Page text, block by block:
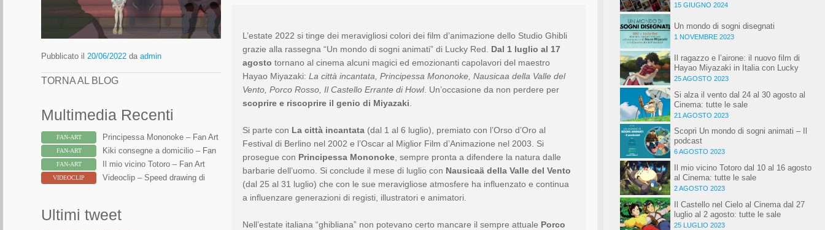
Pubblicato il 20/06/2022 daadmin
TORNA AL BLOG
Multimedia Recenti
Principessa Mononoke – Fan Art
FAN-ART
Kiki consegne a domicilio – Fan
Art
FAN-ART
Il mio vicino Totoro – Fan Art
FAN-ART
Videoclip – Speed drawing di
VIDEOCLIP
Ultimi tweet
L’estate 2022 si tinge dei meravigliosi colori dei film d’animazione dello Studio Ghibli
grazie alla rassegna “Un mondo di sogni animati” di Lucky Red. Dal 1 luglio al 17
agosto tornano al cinema alcuni magici ed emozionanti capolavori del maestro
Hayao Miyazaki: La città incantata, Principessa Mononoke, Nausicaa della Valle del
Vento, Porco Rosso, Il Castello Errante di Howl. Un’occasione da non perdere per
scoprire e riscoprire il genio di Miyazaki
Si parte con La città incantata(dal 1 al 6 luglio), premiato con l’Orso d’Oro al
Festival di Berlino nel 2002 e l’Oscar al Miglior Film d’Animazione nel 2003. Si
prosegue con Principessa Mononoke, sempre pronta a difendere la natura dalle
barbarie dell’uomo. Si conclude il mese di luglio con Nausicaä della Valle del Vento
(dal 25 al 31 luglio) che con le sue meravigliose atmosfere ha influenzato e continua
a influenzare generazioni di registi, illustratori e animatori.
Nell’estate italiana “ghibliana” non potevano certo mancare il sempre attuale Porco
15 GIUGNO 2024
Un mondo di sogni disegnati
1 NOVEMBRE 2023
Il ragazzo e l’airone: il nuovo film di
Hayao Miyazaki in Italia con Lucky
Red dal 1 gennaio 2024
25 AGOSTO 2023
Si alza il vento dal 24 al 30 agosto al
Cinema: tutte le sale
21 AGOSTO 2023
Scopri Un mondo di sogni animati – Il
podcast
6 AGOSTO 2023
Il mio vicino Totoro dal 10 al 16 agosto
al Cinema: tutte le sale
2 AGOSTO 2023
Il Castello nel Cielo al Cinema dal 27
luglio al 2 agosto: tutte le sale
25 LUGLIO 2023